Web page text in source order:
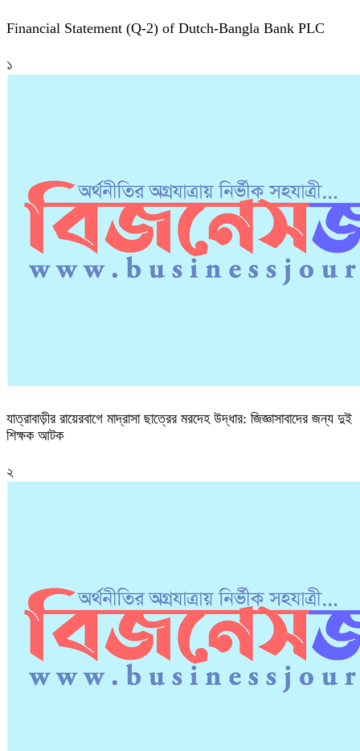
Financial Statement (Q-2) of Dutch-Bangla Bank PLC
১
যাত্রাবাড়ীর রায়েরবাগে মাদ্রাসা ছাত্রের মরদেহ উদ্ধার: জিজ্ঞাসাবাদের জন্য দুই
শিক্ষক আটক
২